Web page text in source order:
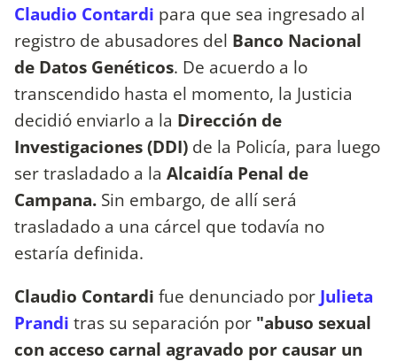
Claudio Contardi para que sea ingresado al
registro de abusadores del Banco Nacional
de Datos Genéticos. De acuerdo a lo
transcendido hasta el momento, la Justicia
decidió enviarlo a la Dirección de
Investigaciones (DDI) de la Policía, para luego
ser trasladado a la Alcaidía Penal de
Campana. Sin embargo, de allí será
trasladado a una cárcel que todavía no
estaría definida.
Claudio Contardi fue denunciado por Julieta
Prandi tras su separación por "abuso sexual
con acceso carnal agravado por causar un